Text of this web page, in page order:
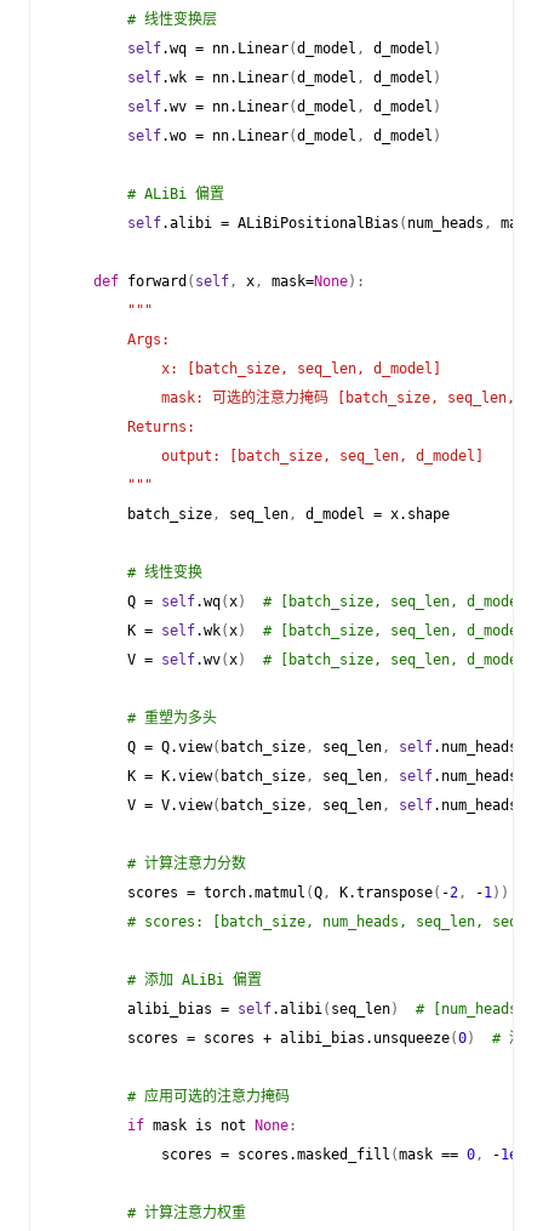
# 线性变换层
self.wq = nn. Linear(d_model , d_model )
self.wk = nn. Linear(d_model , d_model )
self.wv = nn. Linear(d_model , d_model )
self.wo = nn. Linear(d_model , d_model )
# ALiBi 偏置
self.alibi = ALiBiPositionalBias ( num_heads ,
def forward ( self, x, mask=None):
"""
        Args:
            x: [batch_size, seq_len, d_model]
mask: 可选的注意力掩码 [batch_size, seq_len,
        Returns:
            output: [batch_size, seq_len, d_model]
        """
batch_size, seq_len, d_model = x. shape
# 线性变换
Q = self.wq(x)
# [batch_size, seq_len, d_model]
K = self.wk(x)
# [batch_size, seq_len, d_model]
V = self.wv(x) # [batch_size, seq_len, d_model]
# 重塑为多头
Q = Q.view( batch_size, seq_len, self. num_heads
K = K.view( batch_size, seq_len, self. num_heads
V = V.view( batch_size, seq_len, self. num_heads
# 计算注意力分数
scores = torch.matmul (Q, K.transpose( -2, -1))
# scores: [batch_size, num_heads, seq_len,
# 添加 ALiBi 偏置
alibi_bias = self.alibi( seq_len)
# [num_heads,
scores = scores + alibi_bias . unsqueeze(0) # 添加
# 应用可选的注意力掩码
if mask is not None :
scores = scores .masked_fill (mask == 0, -1e9
# 计算注意力权重